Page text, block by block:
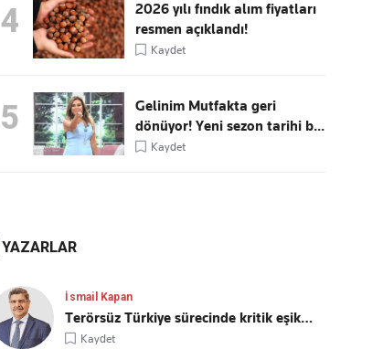
4
2026 yılı fındık alım fiyatları
resmen açıklandı!
Kaydet
5
Gelinim Mutfakta geri
dönüyor! Yeni sezon tarihi b...
Kaydet
YAZARLAR
İsmail Kapan
Terörsüz Türkiye sürecinde kritik eşik…
Kaydet